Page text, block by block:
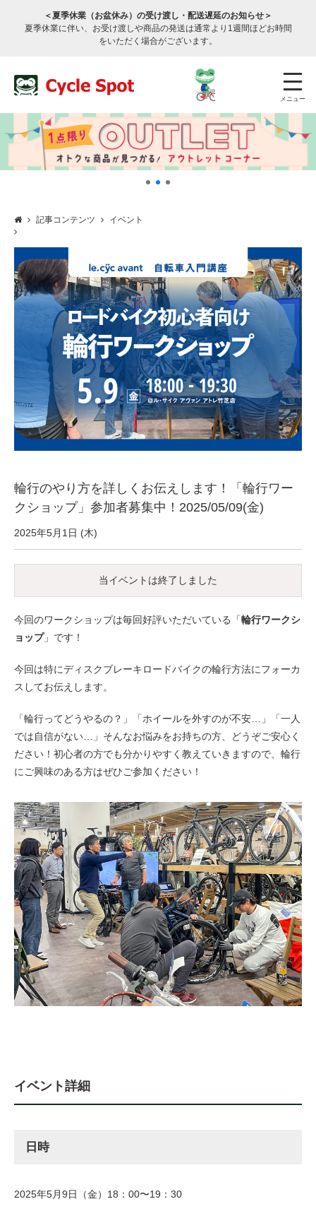
＜夏季休業（お盆休み）の受け渡し・配送遅延のお知らせ＞
夏季休業に伴い、お受け渡しや商品の発送は通常より1週間ほどお時間
をいただく場合がございます。
メニュー
サービスのご案内
サービス全般
修理・メンテナンス工賃
盗難保証
オリジナル自転車
eVita
コンテンツ
店舗ブログ
イベント
特集
メディア
求人情報
募集中の求人情報
法人様
記事コンテンツ イベント
輪行のやり方を詳しくお伝えします！「輪行ワー
クショップ」参加者募集中！2025/05/09(金)
2025年5月1日 (木)
当イベントは終了しました
今回のワークショップは毎回好評いただいている「輪行ワークシ
ョップ」です！
今回は特にディスクブレーキロードバイクの輪行方法にフォーカ
スしてお伝えします。
「輪行ってどうやるの？」「ホイールを外すのが不安…」「一人
では自信がない…」そんなお悩みをお持ちの方、どうぞご安心く
ださい！初心者の方でも分かりやすく教えていきますので、輪行
にご興味のある方はぜひご参加ください！
イベント詳細
日時
2025年5月9日（金）18：00〜19：30